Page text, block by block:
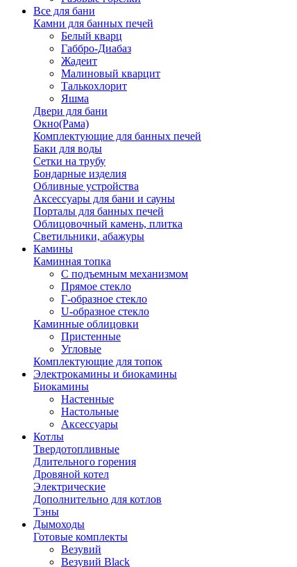
Все для бани
Камни для банных печей
Белый кварц
Габбро-Диабаз
Жадеит
Малиновый кварцит
Талькохлорит
Яшма
Двери для бани
Окно(Рама)
Комплектующие для банных печей
Баки для воды
Сетки на трубу
Бондарные изделия
Обливные устройства
Аксессуары для бани и сауны
Порталы для банных печей
Облицовочный камень, плитка
Светильники, абажуры
Камины
Каминная топка
С подъемным механизмом
Прямое стекло
Г-образное стекло
U-образное стекло
Каминные облицовки
Пристенные
Угловые
Комплектующие для топок
Электрокамины и биокамины
Биокамины
Настенные
Настольные
Аксессуары
Котлы
Твердотопливные
Длительного горения
Дровяной котел
Электрические
Дополнительно для котлов
Тэны
Дымоходы
Готовые комплекты
Везувий
Везувий Black